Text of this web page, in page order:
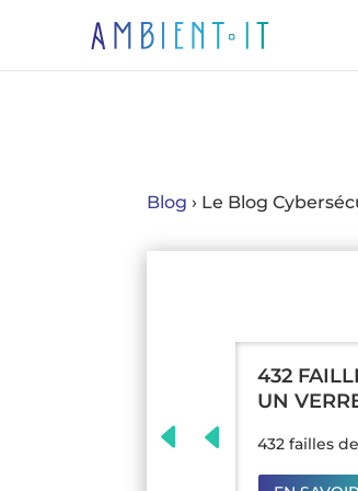
Blog › Le Blog
432
UN
432 failles